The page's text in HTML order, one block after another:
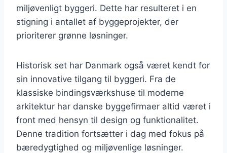
miljøvenligt byggeri. Dette har resulteret i en
stigning i antallet af byggeprojekter, der
prioriterer grønne løsninger.
Historisk set har Danmark også været kendt for
sin innovative tilgang til byggeri. Fra de
klassiske bindingsværkshuse til moderne
arkitektur har danske byggefirmaer altid været i
front med hensyn til design og funktionalitet.
Denne tradition fortsætter i dag med fokus på
bæredygtighed og miljøvenlige løsninger.